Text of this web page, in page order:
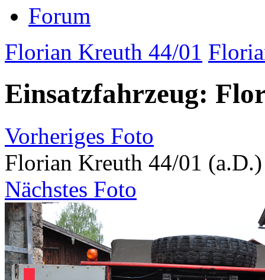
Forum
Florian Kreuth 44/01
Einsatzfahrzeug:
Vorheriges Foto
Florian Kreuth 44/01 (a.D.)
Nächstes Foto